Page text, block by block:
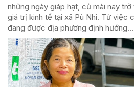
những ngày giáp hạt, củ mài nay trở
giá trị kinh tế tại xã Pù Nhi. Từ việc
đang được địa phương định hướng...